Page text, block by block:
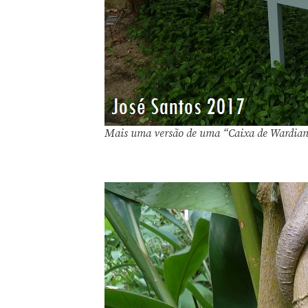
Mais uma versão de uma “Caixa de